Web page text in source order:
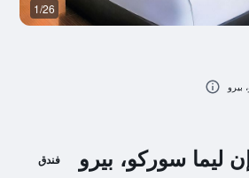
ليما سوركو، بيرو فندق
1/26
بيرو